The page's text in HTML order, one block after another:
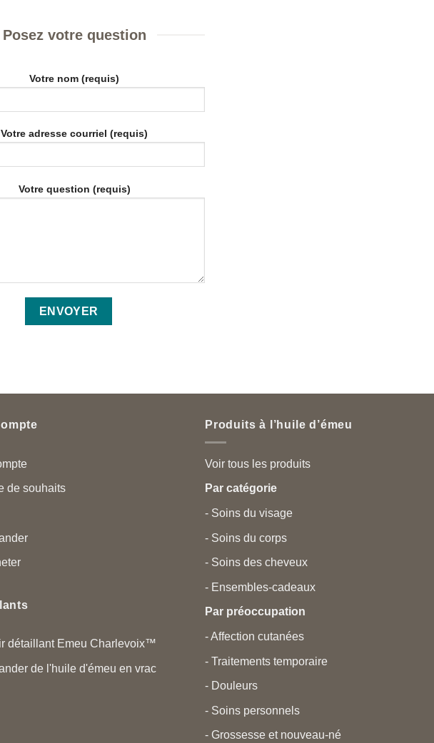
Posez votre question
Votre nom (requis)
Votre adresse courriel (requis)
Votre question (requis)
de souhaits
détaillant Emeu Charlevoix™
de l'huile d'émeu en vrac
Produits à l’huile d’émeu
Voir tous les produits
Par catégorie
- Soins du visage
- Soins du corps
- Soins des cheveux
- Ensembles-cadeaux
Par préoccupation
- Affection cutanées
- Traitements temporaire
- Douleurs
- Soins personnels
- Grossesse et nouveau-né